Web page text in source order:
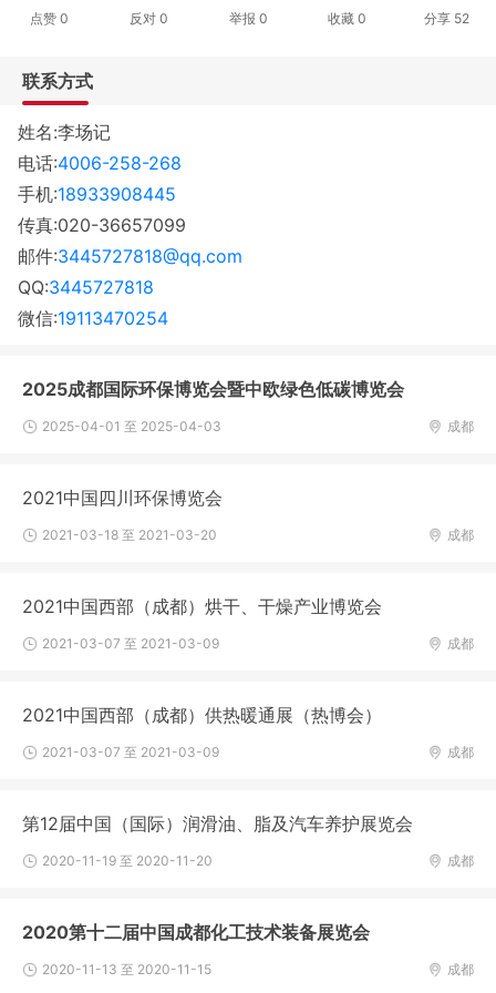
点赞0 反对 0 举报 0 收藏 0 分享 52
联系方式
姓名:李场记
电话:4006-258-268
手机:18933908445
传真:020-36657099
邮件:3445727818@qq.com
QQ:3445727818
微信:19113470254
2025成都国际环保博览会暨中欧绿色低碳博览会
成都
2025-04-01 至 2025-04-03
2021中国四川环保博览会
成都
2021-03-18 至 2021-03-20
2021中国西部（成都）烘干、干燥产业博览会
成都
2021-03-07 至 2021-03-09
2021中国西部（成都）供热暖通展（热博会）
成都
2021-03-07 至 2021-03-09
第12届中国（国际）润滑油、脂及汽车养护展览会
成都
2020-11-19 至 2020-11-20
2020第十二届中国成都化工技术装备展览会
成都
2020-11-13 至 2020-11-15